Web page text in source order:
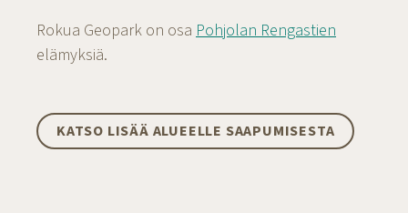
Rokua Geopark on osa Pohjolan Rengastien
elämyksiä.
KATSO LISÄÄ ALUEELLE SAAPUMISESTA